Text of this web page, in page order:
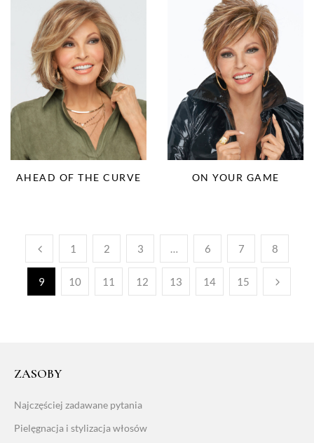
AHEAD OF THE CURVE ON YOUR GAME
1 2 3 … 6 7 8
9 10 11 12 13 14 15
ZASOBY
Najczęściej zadawane pytania
Pielęgnacja i stylizacja włosów